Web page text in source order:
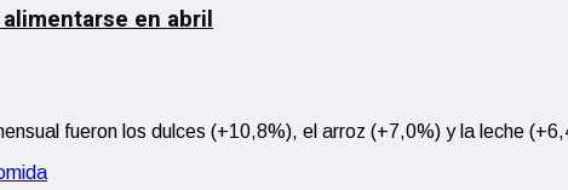
en abril
fueron los dulces (+10,8%), el arroz (+7,0%) y la leche